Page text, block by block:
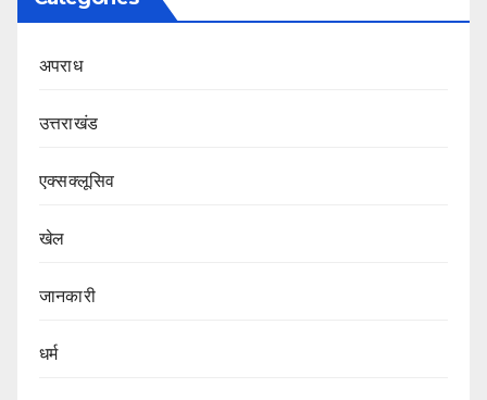
अपराध
उत्तराखंड
एक्सक्लूसिव
खेल
जानकारी
धर्म